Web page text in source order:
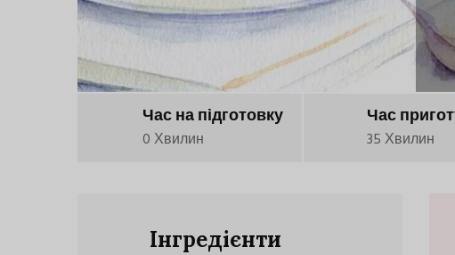
Час на підготовку
0 Хвилин
Час
35 Хвилин
Інгредієнти